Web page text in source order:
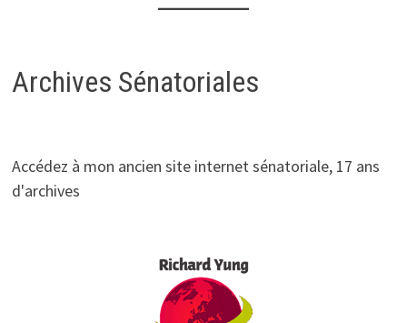
Archives Sénatoriales
Accédez à mon ancien site internet sénatoriale, 17 ans
d'archives